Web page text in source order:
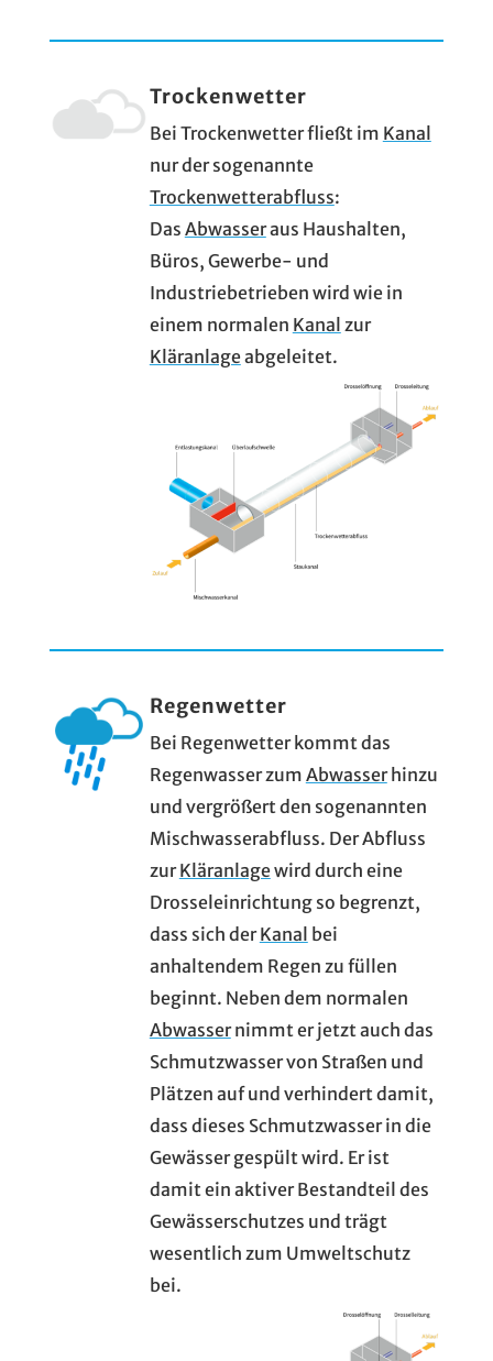
Trockenwetter
Bei Trockenwetter fließt im Kanal
nur der sogenannte
Trockenwetterabfluss:
Das Abwasseraus Haushalten,
Büros, Gewerbe- und
Industriebetrieben wird wie in
einem normalen Kanal zur
Kläranlageabgeleitet.
Regenwetter
Bei Regenwetter kommt das
Regenwasser zum Abwasserhinzu
und vergrößert den sogenannten
Mischwasserabfluss. Der Abfluss
zurKläranlagewird durch eine
Drosseleinrichtung so begrenzt,
dass sich derKanal bei
anhaltendem Regen zu füllen
beginnt. Neben dem normalen
Abwassernimmt er jetzt auch das
Schmutzwasser von Straßen und
Plätzen auf und verhindert damit,
dass dieses Schmutzwasser in die
Gewässer gespült wird. Er ist
damit ein aktiver Bestandteil des
Gewässerschutzes und trägt
wesentlich zum Umweltschutz
bei.